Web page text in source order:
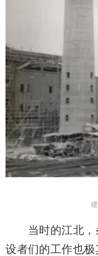
当时的江北，
设者们的工作也